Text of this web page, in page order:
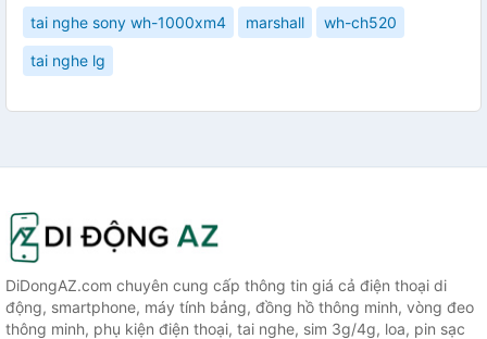
tai nghe sony wh-1000xm4 marshall wh-ch520
tai nghe lg
DiDongAZ.com chuyên cung cấp thông tin giá cả điện thoại di
động, smartphone, máy tính bảng, đồng hồ thông minh, vòng đeo
thông minh, phụ kiện điện thoại, tai nghe, sim 3g/4g, loa, pin sạc